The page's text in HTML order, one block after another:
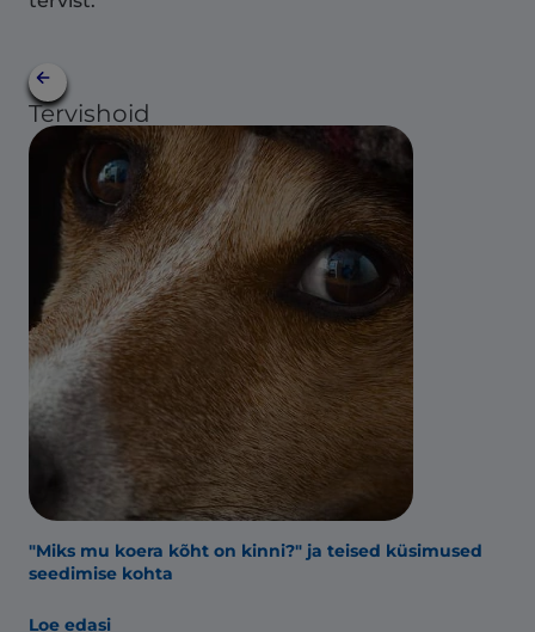
Tervishoid
"Miks mu koera kõht on kinni?" ja teised küsimused
seedimise kohta
Loe edasi